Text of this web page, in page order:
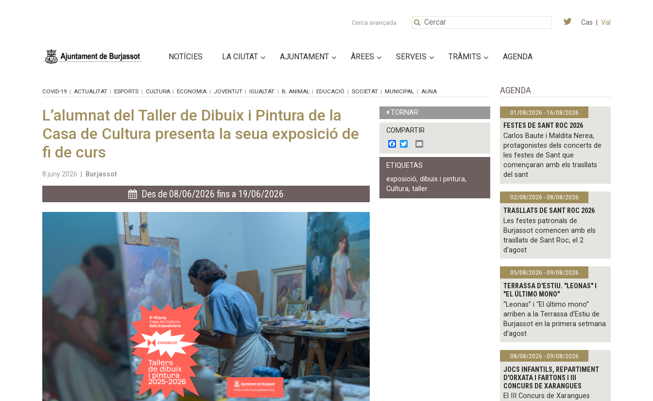
Cerca avançada Cas Val
NOTÍCIES LA CIUTAT AJUNTAMENT ÀREES SERVEIS TRÀMITS AGENDA
COVID-19 ACTUALITAT ESPORTS CULTURA ECONOMIA JOVENTUT IGUALTAT B. ANIMAL EDUCACIÓ SOCIETAT MUNICIPAL AUNA
L’alumnat del Taller de Dibuix i Pintura de la
Casa de Cultura presenta la seua exposició de
fi de curs
8 juny 2026 Burjassot
Des de 08/06/2026 fins a 19/06/2026
TORNAR
COMPARTIR
F
a
c
e
o
o
k
w
i
t
e
r
m
a
l
ETIQUETAS
exposició,dibuix i pintura,
Cultura,taller
AGENDA
01/08/2026 - 16/08/2026
FESTES DE SANT ROC 2026
Carlos Baute i Maldita Nerea,
protagonistes dels concerts de
les festes de Sant que
començaran amb els trasllats
del sant
02/08/2026 - 08/08/2026
TRASLLATS DE SANT ROC 2026
Les festes patronals de
Burjassot comencen amb els
trasllats de Sant Roc, el 2
d’agost
05/08/2026 - 09/08/2026
TERRASSA D'ESTIU. "LEONAS" I
"EL ÚLTIMO MONO"
“Leonas” i “El último mono”
arriben a la Terrassa d’Estiu de
Burjassot en la primera setmana
d’agost
08/08/2026 - 09/08/2026
JOCS INFANTILS, REPARTIMENT
D'ORXATA I FARTONS I III
CONCURS DE XARANGUES
El III Concurs de Xarangues